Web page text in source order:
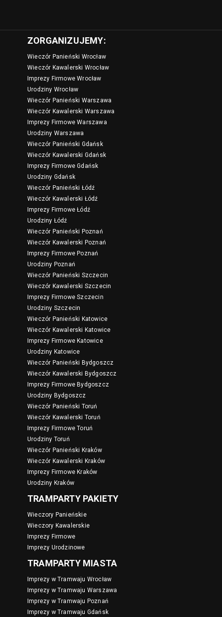
ZORGANIZUJEMY:
Wieczór Panieński Wrocław
Wieczór Kawalerski Wrocław
Imprezy Firmowe Wrocław
Urodziny Wrocław
Wieczór Panieński Warszawa
Wieczór Kawalerski Warszawa
Imprezy Firmowe Warszawa
Urodziny Warszawa
Wieczór Panieński Gdańsk
Wieczór Kawalerski Gdańsk
Imprezy Firmowe Gdańsk
Urodziny Gdańsk
Wieczór Panieński Łódź
Wieczór Kawalerski Łódź
Imprezy Firmowe Łódź
Urodziny Łódź
Wieczór Panieński Poznań
Wieczór Kawalerski Poznań
Imprezy Firmowe Poznań
Urodziny Poznań
Wieczór Panieński Szczecin
Wieczór Kawalerski Szczecin
Imprezy Firmowe Szczecin
Urodziny Szczecin
Wieczór Panieński Katowice
Wieczór Kawalerski Katowice
Imprezy Firmowe Katowice
Urodziny Katowice
Wieczór Panieński Bydgoszcz
Wieczór Kawalerski Bydgoszcz
Imprezy Firmowe Bydgoszcz
Urodziny Bydgoszcz
Wieczór Panieński Toruń
Wieczór Kawalerski Toruń
Imprezy Firmowe Toruń
Urodziny Toruń
Wieczór Panieński Kraków
Wieczór Kawalerski Kraków
Imprezy Firmowe Kraków
Urodziny Kraków
TRAMPARTY PAKIETY
Wieczory Panieńskie
Wieczory Kawalerskie
Imprezy Firmowe
Imprezy Urodzinowe
TRAMPARTY MIASTA
Imprezy w Tramwaju Wrocław
Imprezy w Tramwaju Warszawa
Imprezy w Tramwaju Poznań
Imprezy w Tramwaju Gdańsk